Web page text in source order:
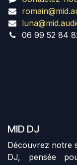
06 99 52 84
MID DJ
Découvrez notre
DJ, pensée